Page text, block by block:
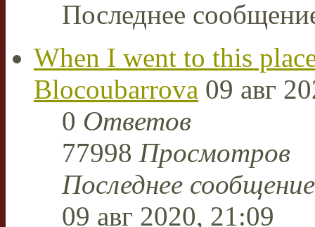
Последнее
When I went to this
Blocoubarrova 09 авг
0 Ответов
77998 Просмотров
Последнее
09 авг 2020, 21:09